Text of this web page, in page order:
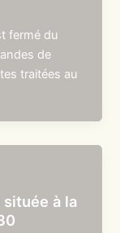
fermé du
de
traitées au
à la